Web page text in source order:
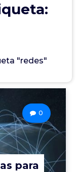
"redes"
para
0